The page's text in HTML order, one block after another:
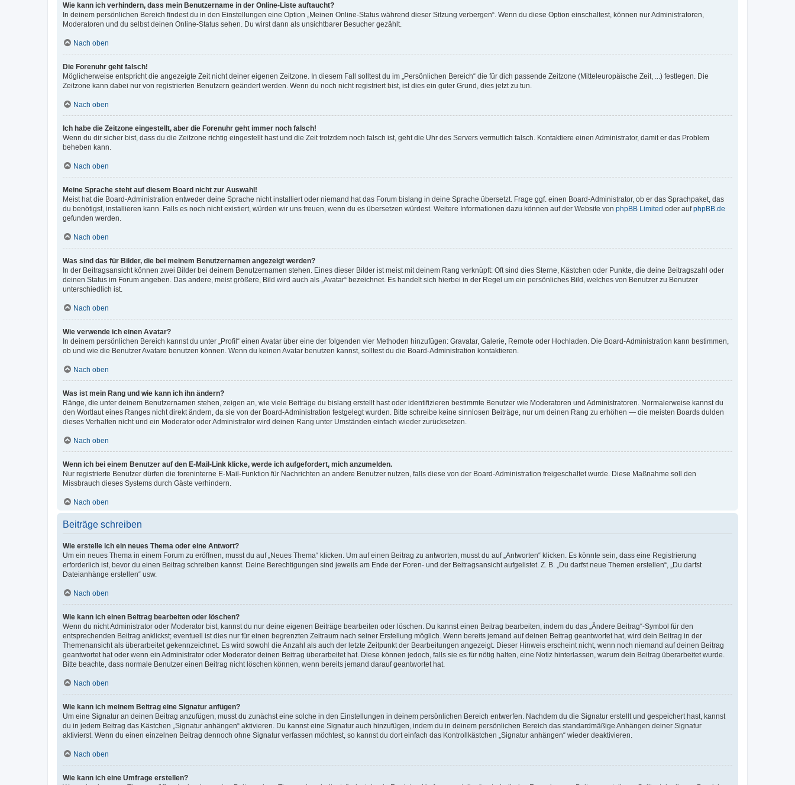
Wie kann ich verhindern, dass mein Benutzername in der Online-Liste auftaucht?
In deinem persönlichen Bereich findest du in den Einstellungen eine Option „Meinen Online-Status während dieser Sitzung verbergen“. Wenn du diese Option einschaltest, können nur Administratoren,
Moderatoren und du selbst deinen Online-Status sehen. Du wirst dann als unsichtbarer Besucher gezählt.
Nach oben
Die Forenuhr geht falsch!
Möglicherweise entspricht die angezeigte Zeit nicht deiner eigenen Zeitzone. In diesem Fall solltest du im „Persönlichen Bereich“ die für dich passende Zeitzone (Mitteleuropäische Zeit, ...) festlegen. Die
Zeitzone kann dabei nur von registrierten Benutzern geändert werden. Wenn du noch nicht registriert bist, ist dies ein guter Grund, dies jetzt zu tun.
Nach oben
Ich habe die Zeitzone eingestellt, aber die Forenuhr geht immer noch falsch!
Wenn du dir sicher bist, dass du die Zeitzone richtig eingestellt hast und die Zeit trotzdem noch falsch ist, geht die Uhr des Servers vermutlich falsch. Kontaktiere einen Administrator, damit er das Problem
beheben kann.
Nach oben
Meine Sprache steht auf diesem Board nicht zur Auswahl!
Meist hat die Board-Administration entweder deine Sprache nicht installiert oder niemand hat das Forum bislang in deine Sprache übersetzt. Frage ggf. einen Board-Administrator, ob er das Sprachpaket, das
du benötigst, installieren kann. Falls es noch nicht existiert, würden wir uns freuen, wenn du es übersetzen würdest. Weitere Informationen dazu können auf der Website von phpBB Limited oder aufphpBB.de
gefunden werden.
Nach oben
Was sind das für Bilder, die bei meinem Benutzernamen angezeigt werden?
In der Beitragsansicht können zwei Bilder bei deinem Benutzernamen stehen. Eines dieser Bilder ist meist mit deinem Rang verknüpft: Oft sind dies Sterne, Kästchen oder Punkte, die deine Beitragszahl oder
deinen Status im Forum angeben. Das andere, meist größere, Bild wird auch als „Avatar“ bezeichnet. Es handelt sich hierbei in der Regel um ein persönliches Bild, welches von Benutzer zu Benutzer
unterschiedlich ist.
Nach oben
Wie verwende ich einen Avatar?
In deinem persönlichen Bereich kannst du unter „Profil“ einen Avatar über eine der folgenden vier Methoden hinzufügen: Gravatar, Galerie, Remote oder Hochladen. Die Board-Administration kann bestimmen,
ob und wie die Benutzer Avatare benutzen können. Wenn du keinen Avatar benutzen kannst, solltest du die Board-Administration kontaktieren.
Nach oben
Was ist mein Rang und wie kann ich ihn ändern?
Ränge, die unter deinem Benutzernamen stehen, zeigen an, wie viele Beiträge du bislang erstellt hast oder identifizieren bestimmte Benutzer wie Moderatoren und Administratoren. Normalerweise kannst du
den Wortlaut eines Ranges nicht direkt ändern, da sie von der Board-Administration festgelegt wurden. Bitte schreibe keine sinnlosen Beiträge, nur um deinen Rang zu erhöhen — die meisten Boards dulden
dieses Verhalten nicht und ein Moderator oder Administrator wird deinen Rang unter Umständen einfach wieder zurücksetzen.
Nach oben
Wenn ich bei einem Benutzer auf den E-Mail-Link klicke, werde ich aufgefordert, mich anzumelden.
Nur registrierte Benutzer dürfen die foreninterne E-Mail-Funktion für Nachrichten an andere Benutzer nutzen, falls diese von der Board-Administration freigeschaltet wurde. Diese Maßnahme soll den
Missbrauch dieses Systems durch Gäste verhindern.
Nach oben
Beiträge schreiben
Wie erstelle ich ein neues Thema oder eine Antwort?
Um ein neues Thema in einem Forum zu eröffnen, musst du auf „Neues Thema“ klicken. Um auf einen Beitrag zu antworten, musst du auf „Antworten“ klicken. Es könnte sein, dass eine Registrierung
erforderlich ist, bevor du einen Beitrag schreiben kannst. Deine Berechtigungen sind jeweils am Ende der Foren- und der Beitragsansicht aufgelistet. Z. B. „Du darfst neue Themen erstellen“, „Du darfst
Dateianhänge erstellen“ usw.
Nach oben
Wie kann ich einen Beitrag bearbeiten oder löschen?
Wenn du nicht Administrator oder Moderator bist, kannst du nur deine eigenen Beiträge bearbeiten oder löschen. Du kannst einen Beitrag bearbeiten, indem du das „Ändere Beitrag“-Symbol für den
entsprechenden Beitrag anklickst; eventuell ist dies nur für einen begrenzten Zeitraum nach seiner Erstellung möglich. Wenn bereits jemand auf deinen Beitrag geantwortet hat, wird dein Beitrag in der
Themenansicht als überarbeitet gekennzeichnet. Es wird sowohl die Anzahl als auch der letzte Zeitpunkt der Bearbeitungen angezeigt. Dieser Hinweis erscheint nicht, wenn noch niemand auf deinen Beitrag
geantwortet hat oder wenn ein Administrator oder Moderator deinen Beitrag überarbeitet hat. Diese können jedoch, falls sie es für nötig halten, eine Notiz hinterlassen, warum dein Beitrag überarbeitet wurde.
Bitte beachte, dass normale Benutzer einen Beitrag nicht löschen können, wenn bereits jemand darauf geantwortet hat.
Nach oben
Wie kann ich meinem Beitrag eine Signatur anfügen?
Um eine Signatur an deinen Beitrag anzufügen, musst du zunächst eine solche in den Einstellungen in deinem persönlichen Bereich entwerfen. Nachdem du die Signatur erstellt und gespeichert hast, kannst
du in jedem Beitrag das Kästchen „Signatur anhängen“ aktivieren. Du kannst eine Signatur auch hinzufügen, indem du in deinem persönlichen Bereich das standardmäßige Anhängen deiner Signatur
aktivierst. Wenn du einen einzelnen Beitrag dennoch ohne Signatur verfassen möchtest, so kannst du dort einfach das Kontrollkästchen „Signatur anhängen“ wieder deaktivieren.
Nach oben
Wie kann ich eine Umfrage erstellen?